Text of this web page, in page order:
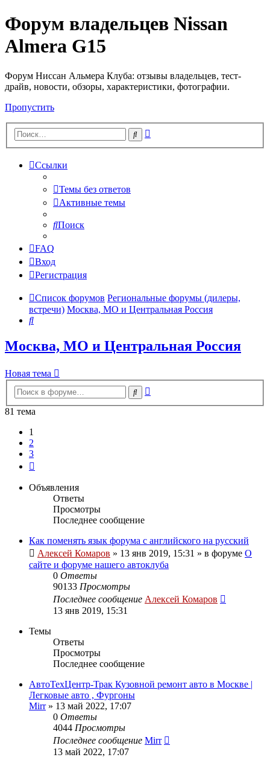
Форум владельцев Nissan
Almera G15
Форум Ниссан Альмера Клуба: отзывы владельцев, тест-
драйв, новости, обзоры, характеристики, фотографии.
Пропустить
Поиск
Ссылки
Темы без ответов
Активные темы
Поиск
FAQ
Вход
Регистрация
Список форумов Региональные форумы (дилеры,
встречи) Москва, МО и Центральная Россия
Поиск
Москва, МО и Центральная Россия
Новая тема
Поиск
81 тема
1
2
3
Объявления
Ответы
Просмотры
Последнее сообщение
Как поменять язык форума с английского на русский
Алексей Комаров » 13 янв 2019, 15:31 » в форуме О
сайте и форуме нашего автоклуба
0 Ответы
90133 Просмотры
Последнее сообщение Алексей Комаров
13 янв 2019, 15:31
Темы
Ответы
Просмотры
Последнее сообщение
АвтоТехЦентр-Трак Кузовной ремонт авто в Москве |
Легковые авто , Фургоны
Mirr» 13 май 2022, 17:07
0 Ответы
4044 Просмотры
Последнее сообщение Mirr
13 май 2022, 17:07